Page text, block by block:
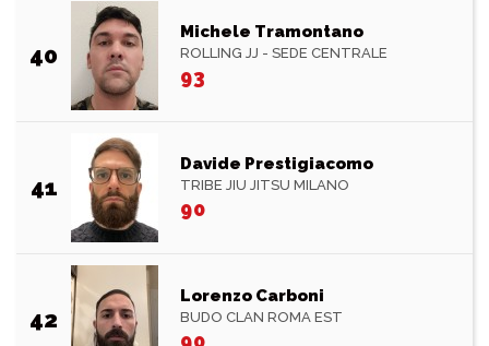
40
Michele Tramontano
ROLLING JJ - SEDE CENTRALE
93
41
Davide Prestigiacomo
TRIBE JIU JITSU MILANO
90
42
Lorenzo Carboni
BUDO CLAN ROMA EST
90